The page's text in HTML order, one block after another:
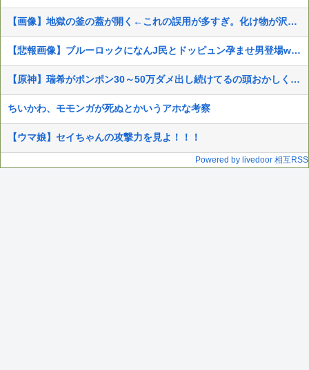
【画像】地獄の釜の蓋が開く←これの誤用が多すぎ。化け物が沢山出てくるイメージ持ってる奴間違ってるぞ
【悲報画像】ブルーロックになんJ民とドッピュン孕ませ男登場www
【原神】瑞希がポンポン30～50万ダメ出し続けてるの頭おかしくなるで
ちいかわ、モモンガが死ぬとかいうアホな考察
【ウマ娘】セイちゃんの攻撃力を見よ！！！
Powered by livedoor 相互RSS